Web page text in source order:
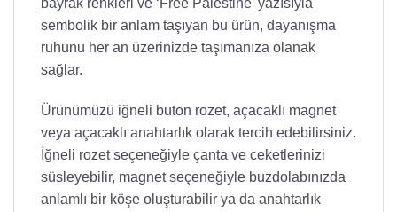
bayrak renkleri ve ‘Free Palestine’ yazısıyla
sembolik bir anlam taşıyan bu ürün, dayanışma
ruhunu her an üzerinizde taşımanıza olanak
sağlar.
Ürünümüzü iğneli buton rozet, açacaklı magnet
veya açacaklı anahtarlık olarak tercih edebilirsiniz.
İğneli rozet seçeneğiyle çanta ve ceketlerinizi
süsleyebilir, magnet seçeneğiyle buzdolabınızda
anlamlı bir köşe oluşturabilir ya da anahtarlık